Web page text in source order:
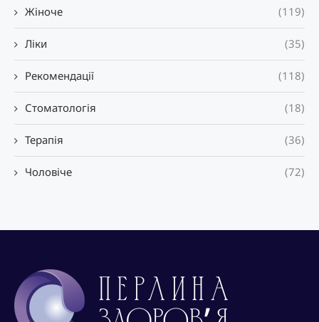
Жіноче (119)
Ліки (35)
Рекомендації (118)
Стоматологія (18)
Терапія (36)
Чоловіче (72)